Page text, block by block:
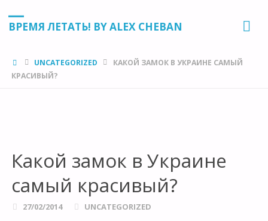
ВРЕМЯ ЛЕТАТЬ! BY ALEX CHEBAN
HOMEUNCATEGORIZED
КАКОЙ ЗАМОК В УКРАИНЕ САМЫЙ
КРАСИВЫЙ?
Какой замок в Украине
самый красивый?
27/02/2014 UNCATEGORIZED